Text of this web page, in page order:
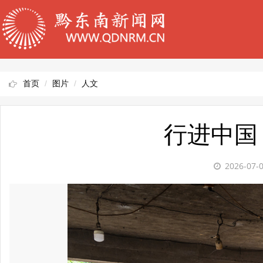
首页 图片 人文
行进中
2026-07-